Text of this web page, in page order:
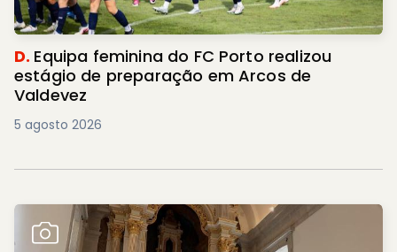
D. Equipa feminina do FC Porto realizou
estágio de preparação em Arcos de
Valdevez
5 agosto 2026